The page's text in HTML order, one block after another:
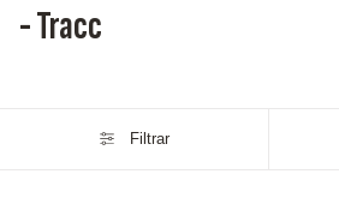
- Tracc
Filtrar